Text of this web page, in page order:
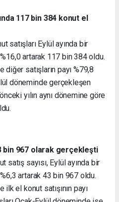
117 bin 384 konut el
satışları Eylül ayında bir
%16,0 artarak 117 bin 384 oldu.
diğer satışların payı %79,8
döneminde gerçekleşen
yılın aynı dönemine göre
bin 967 olarak gerçekleşti
sayısı, Eylül ayında bir
%6,3 artarak 43 bin 967 oldu.
ilk el konut satışının payı